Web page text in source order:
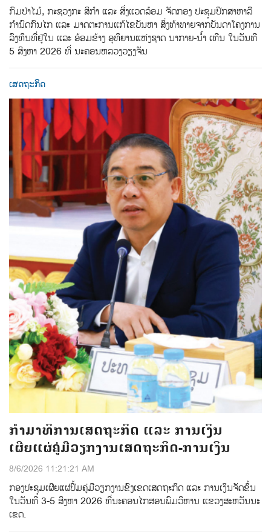
ກົມປ່າໄມ້, ກະຊວງກະ ສິກຳ ແລະ ສິ່ງແວດລ້ອມ ຈັດກອງ ປະຊຸມປຶກສາຫາລື
ກຳນົດກົນໄກ ແລະ ມາດຕະການແກ້ໄຂບັນຫາ ສິ່ງທ້າທາຍຈາກບັນດາໂຄງການ
ລົງທຶນທີ່ຢູ່ໃນ ແລະ ອ້ອມຂ້າງ ອຸທິຍານແຫ່ງຊາດ ນາກາຍ-ນໍ້າ ເທີນ ໃນວັນທີ
5 ສິງຫາ 2026 ທີ່ ນະຄອນຫລວງວຽງຈັນ
ເສດຖະກິດ
ກຳມາທິການເສດຖະກິດ ແລະ ການເງິນ
ເຜີຍແຜ່ຄູ່ມືວຽກງານເສດຖະກິດ-ການເງິນ
8/6/2026 11:21:21 AM
ກອງປະຊຸມເຜີຍແຜ່ປຶ້ມຄູ່ມືວຽກງານຂົງເຂດເສດຖະກິດ ແລະ ການເງິນຈັດຂຶ້ນ
ໃນວັນທີ 3-5 ສິງຫາ 2026 ທີ່ນະຄອນໄກສອນພົມວິຫານ ແຂວງສະຫວັນນະ
ເຂດ.